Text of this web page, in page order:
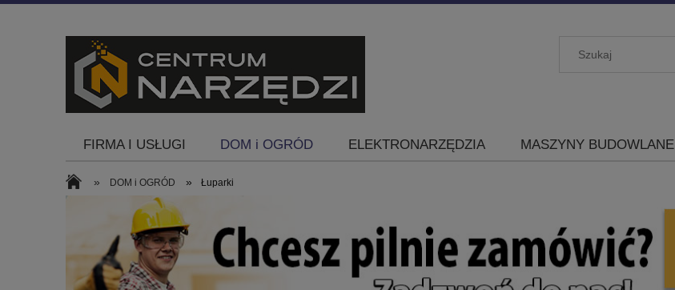
FIRMA I USŁUGI DOM i OGRÓD ELEKTRONARZĘDZIA MASZYNY BUDOWLANE
» DOM i OGRÓD » Łuparki